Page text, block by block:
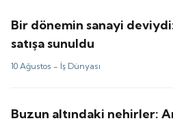
Bir dönemin sanayi
satışa sunuldu
10 Ağustos - İş Dünyası
Buzun altındaki nehirler: